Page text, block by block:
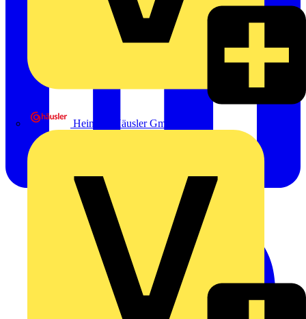
Heinrich Häusler GmbH